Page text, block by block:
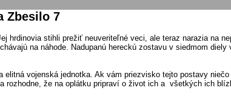
Zbesilo 7
hrdinovia stihli prežiť neuveriteľné veci, ale teraz narazia na
na náhode. Nadupanú hereckú zostavu v siedmom
vojenská jednotka. Ak vám priezvisko tejto postavy
že na oplátku pripraví o život ich a všetkých ich